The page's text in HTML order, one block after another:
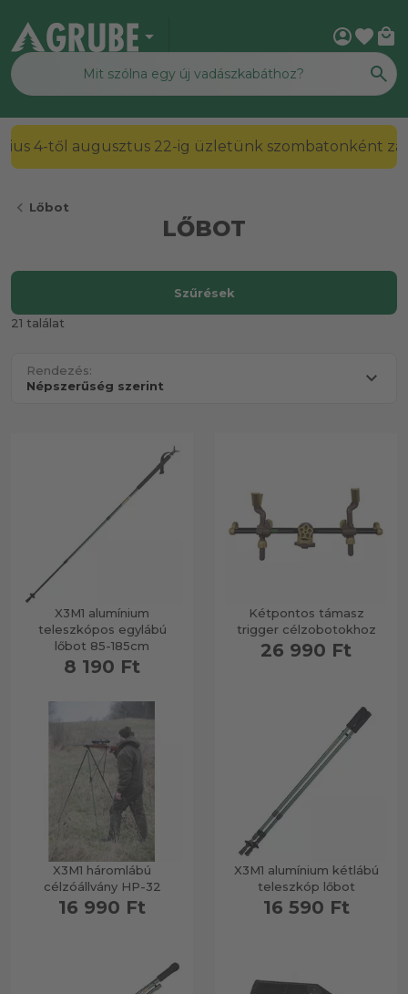
arrow_drop_down account_circlefavorite local_mall
2026. július 4-től augusztus 22-ig üzletünk
chevron_left Lőbot
LŐBOT
21 találat
Rendezés:
X3M1 alumínium
teleszkópos egylábú
lőbot 85-185cm
8 190 Ft
Kétpontos támasz
trigger célzobotokhoz
26 990 Ft
X3M1 háromlábú
célzóállvány HP-32
16 990 Ft
X3M1 alumínium kétlábú
teleszkóp lőbot
16 590 Ft
Szűrések